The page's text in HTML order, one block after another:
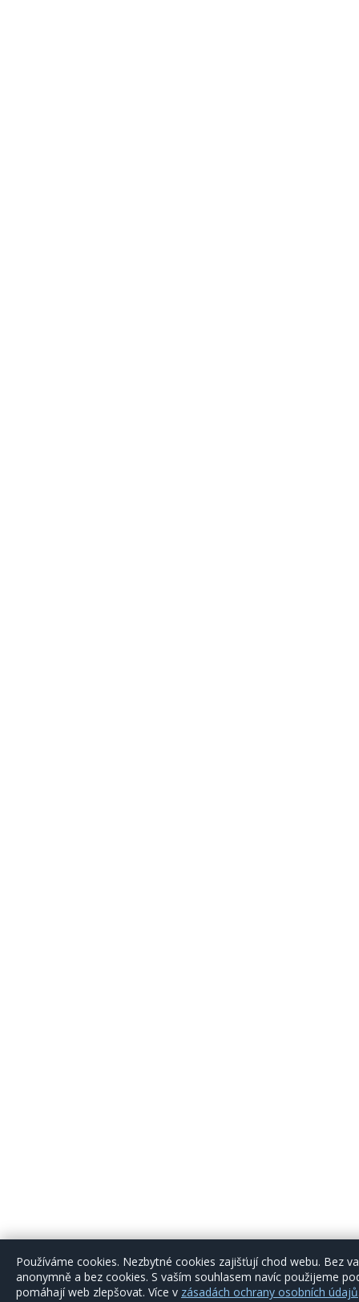
Používáme cookies. Nezbytné cookies zajišťují chod webu. Bez
anonymně a bez cookies. S vaším souhlasem navíc použijeme
pomáhají web zlepšovat. Více v zásadách ochrany osobních údajů